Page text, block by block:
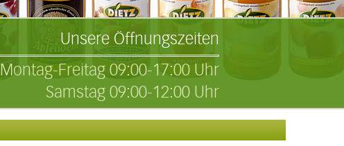
Unsere Öffnungszeiten
Montag-Freitag 09:00-17:00 Uhr
Samstag 09:00-12:00 Uhr